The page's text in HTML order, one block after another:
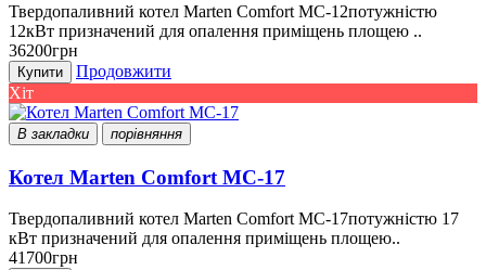
Твердопаливний котел Marten Comfort MC-12потужністю
12кВт призначений для опалення приміщень площею ..
36200грн
Купити
Продовжити
Хіт
В закладки порівняння
Котел Marten Comfort MC-17
Твердопаливний котел Marten Comfort MC-17потужністю 17
кВт призначений для опалення приміщень площею..
41700грн